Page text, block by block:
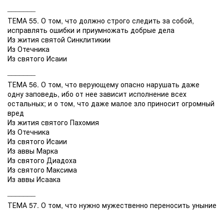
ТЕМА 55. О том, что должно строго следить за собой,
исправлять ошибки и приумножать добрые дела
Из жития святой Синклитикии
Из Отечника
Из святого Исаии
ТЕМА 56. О том, что верующему опасно нарушать даже
одну заповедь, ибо от нее зависит исполнение всех
остальных; и о том, что даже малое зло приносит огромный
вред
Из жития святого Пахомия
Из Отечника
Из святого Исаии
Из аввы Марка
Из святого Диадоха
Из святого Максима
Из аввы Исаака
ТЕМА 57. О том, что нужно мужественно переносить уныние